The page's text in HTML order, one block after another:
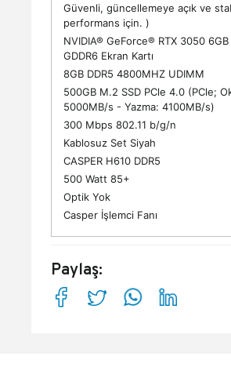
Güvenli, güncellemeye açık ve
performans için. )
NVIDIA® GeForce® RTX 3050
GDDR6 Ekran Kartı
8GB DDR5 4800MHZ UDIMM
500GB M.2 SSD PCle 4.0 (PCle;
5000MB/s - Yazma: 4100MB/s)
300 Mbps 802.11 b/g/n
Kablosuz Set Siyah
CASPER H610 DDR5
500 Watt 85+
Optik Yok
Casper İşlemci Fanı
Paylaş: